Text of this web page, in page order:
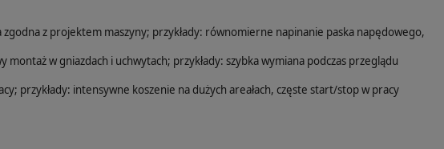
zgodna z projektem maszyny; przykłady: równomierne napinanie paska napędowego,
w gniazdach i uchwytach; przykłady: szybka wymiana podczas przeglądu
przykłady: intensywne koszenie na dużych areałach, częste start/stop w pracy